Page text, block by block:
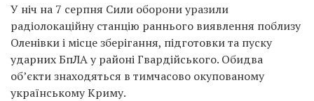
У ніч на 7 серпня Сили оборони уразили
радіолокаційну станцію раннього виявлення поблизу
Оленівки і місце зберігання, підготовки та пуску
ударних БпЛА у районі Гвардійського. Обидва
об’єкти знаходяться в тимчасово окупованому
українському Криму.